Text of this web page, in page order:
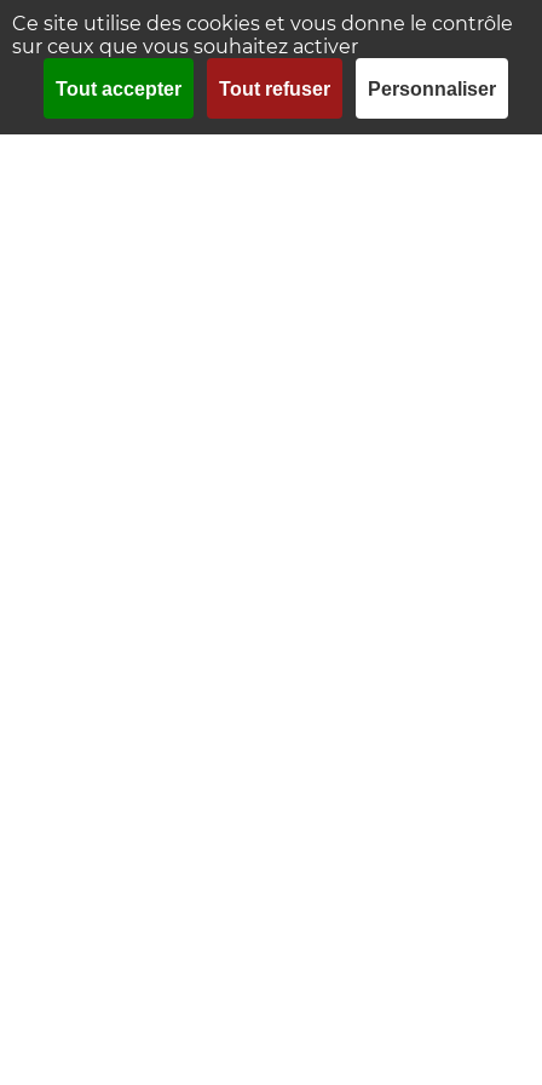
Panneau de gestion des cookies
Ce site utilise des cookies et vous donne le contrôle
sur ceux que vous souhaitez activer
Tout accepter Tout refuser Personnaliser